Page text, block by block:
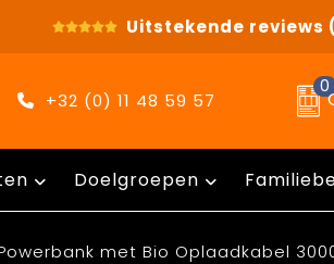
Uitstekende reviews
+32 (0) 11 48 59 57
0
Doelgroepen
met Bio Oplaadkabel